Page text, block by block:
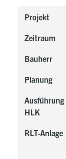
Projekt
Zeitraum
Bauherr
Planung
Ausführung
HLK
RLT-Anlage